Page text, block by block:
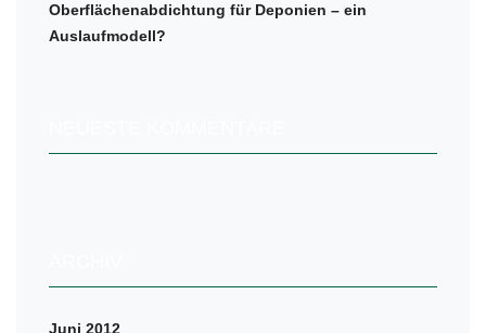
Oberflächenabdichtung für Deponien – ein
Auslaufmodell?
Juni 2012